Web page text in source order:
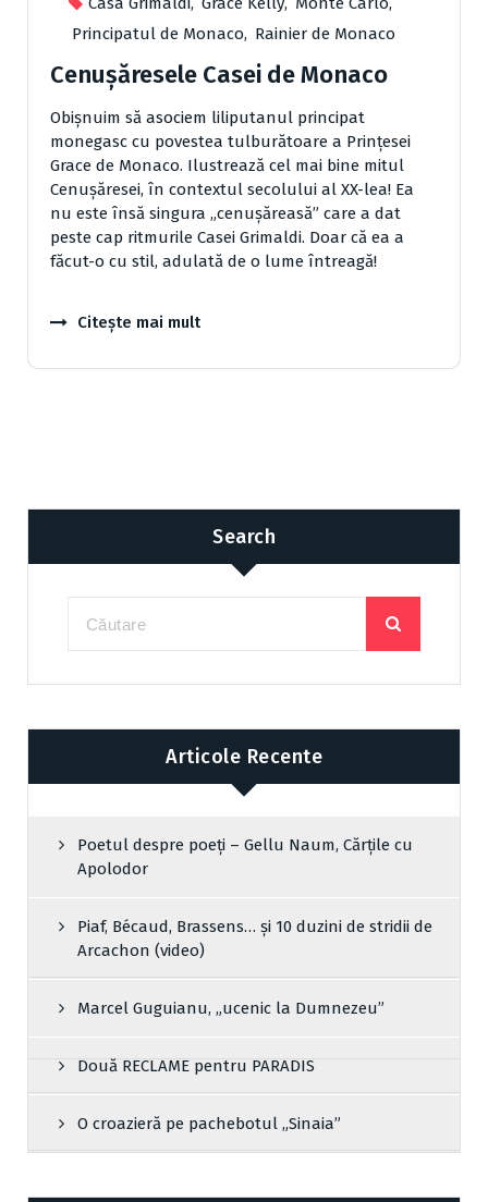
Principatul de Monaco, Rainier de Monaco
Cenuşăresele Casei de Monaco
Obişnuim să asociem liliputanul principat
monegasc cu povestea tulburătoare a Prinţesei
Grace de Monaco. Ilustrează cel mai bine mitul
Cenu­şăresei, în contextul secolului al XX-lea! Ea
nu este însă singura „cenuşăreasă” care a dat
peste cap ritmurile Casei Grimaldi. Doar că ea a
făcut-o cu stil, adulată de o lume întreagă!
Citește mai mult
Search
Articole Recente
Poetul despre poeți – Gellu Naum, Cărțile cu
Apolodor
Piaf, Bécaud, Brassens… și 10 duzini de stridii de
Arcachon (video)
Marcel Guguianu, „ucenic la Dumnezeu”
Două RECLAME pentru PARADIS
O croazieră pe pachebotul „Sinaia”